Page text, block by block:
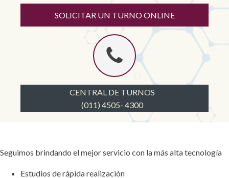
SOLICITAR UN TURNO ONLINE
CENTRAL DE TURNOS
(011) 4505- 4300
Seguimos brindando el mejor servicio con la más alta tecnología
Estudios de rápida realización